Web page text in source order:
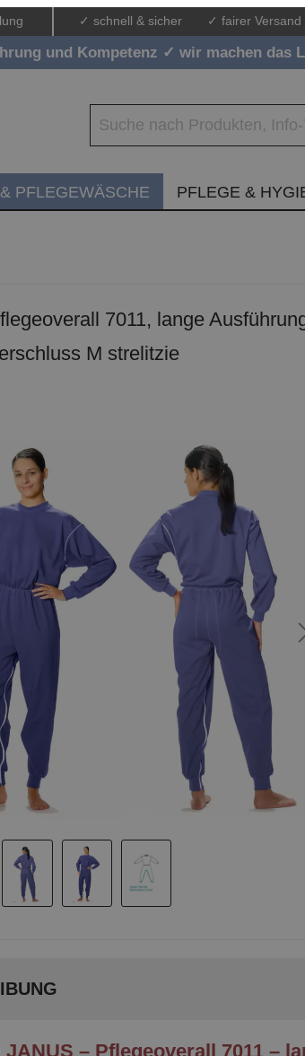
✓ schnell & sicher ✓ fairer
und Kompetenz ✓ wir machen das
PFLEGEWÄSCHE PFLEGE &
7011, lange
M strelitzie
JANUS – Pflegeoverall 7011 –